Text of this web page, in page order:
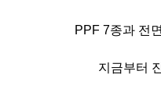
PPF 7종과 전
지금부터